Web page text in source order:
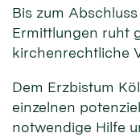
Bis zum
Ermittlungen ruht
kirchenrechtliche
Dem Erzbistum
einzelnen
notwendige Hilfe